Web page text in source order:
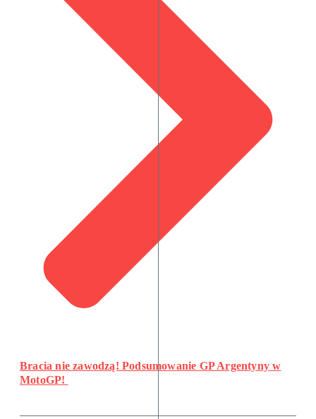
Bracia nie zawodzą! Podsumowanie GP Argentyny w
MotoGP!